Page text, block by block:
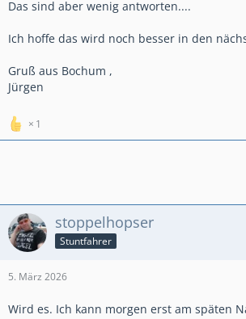
Das sind aber wenig antworten....
Ich hoffe das wird noch besser in den
Gruß aus Bochum ,
Jürgen
1
stoppelhopser
Stuntfahrer
5. März 2026
Wird es. Ich kann morgen erst am späten